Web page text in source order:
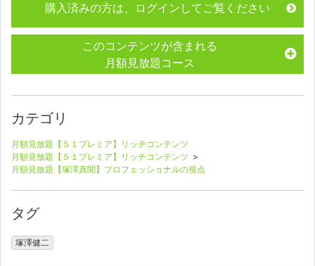
購入済みの方は、ログインしてご覧ください
このコンテンツが含まれる
月額見放題コース
カテゴリ
月額見放題【５１プレミア】リッチコンテンツ
月額見放題【５１プレミア】リッチコンテンツ >
月額見放題【塚澤真聞】プロフェッショナルの視点
タグ
塚澤健二